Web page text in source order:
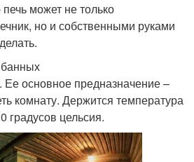
может не только
но и собственными руками
банных
Ее основное предназначение –
комнату. Держится температура
градусов цельсия.